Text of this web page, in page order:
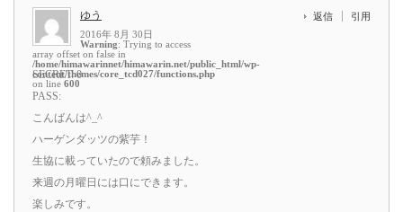
ゆう
2016年 8月 30日
Warning: Trying to access
array offset on false in
/home/himawarinnet/himawarin.net/public_html/wp-
content/themes/core_tcd027/functions.php
on line 600
返信 引用
SECRET: 0
PASS:
こんばんは^_^
ハーゲンダッツの紫芋！
生協に載っていたので頼みました。
来週の月曜日には口にできます。
楽しみです。